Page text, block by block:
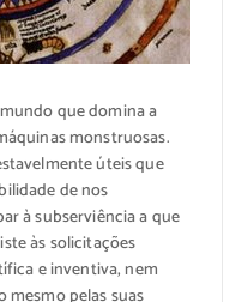
que domina a
monstruosas.
úteis que
de nos
à subserviência a que
às solicitações
e inventiva, nem
mesmo pelas suas